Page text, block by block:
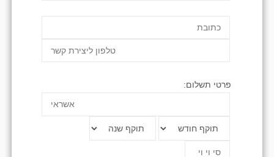
פרטי תשלום: